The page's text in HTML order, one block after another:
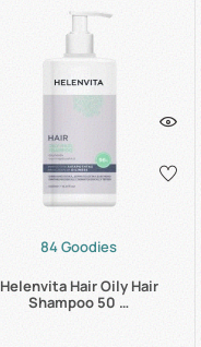
84 Goodies
Helenvita Hair Oily Hair
Shampoo 50 …